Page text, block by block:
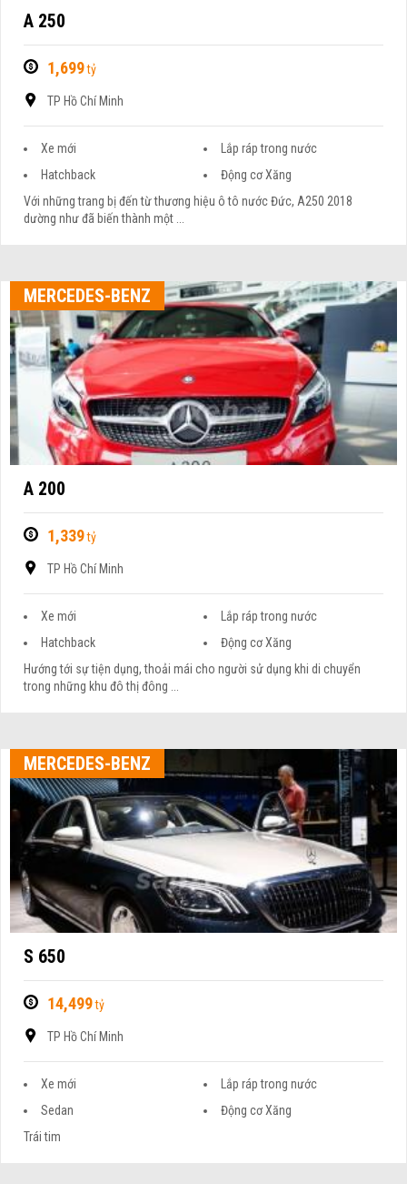
A 250
1,699tỷ
TP Hồ Chí Minh
Xe mới
Lắp ráp trong nước
Hatchback
Động cơ Xăng
Với những trang bị đến từ thương hiệu ô tô nước Đức, A250 2018
dường như đã biến thành một ...
MERCEDES-BENZ
A 200
1,339tỷ
TP Hồ Chí Minh
Xe mới
Lắp ráp trong nước
Hatchback
Động cơ Xăng
Hướng tới sự tiện dụng, thoải mái cho người sử dụng khi di chuyển
trong những khu đô thị đông ...
MERCEDES-BENZ
S 650
14,499tỷ
TP Hồ Chí Minh
Xe mới
Lắp ráp trong nước
Sedan
Động cơ Xăng
Trái tim